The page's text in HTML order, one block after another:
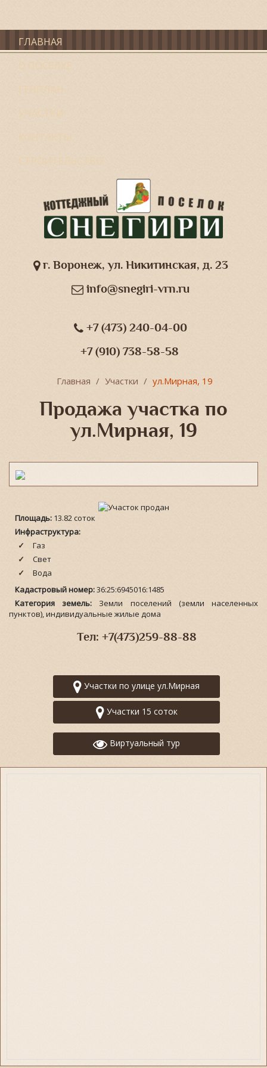
ГЛАВНАЯ
О ПОСЕЛКЕ
ГЕНПЛАН
УЧАСТКИ
КОНТАКТЫ
СТРОИТЕЛЬСТВО
г. Воронеж, ул. Никитинская, д. 23
info@snegiri-vrn.ru
+7 (473) 240-04-00
+7 (910) 738-58-58
Главная Участки ул.Мирная, 19
Продажа участка по
ул.Мирная, 19
Площадь: 13.82 соток
Инфраструктура:
Газ
Свет
Вода
Кадастровый номер:36:25:6945016:1485
Категория земель: Земли поселений (земли населенных
пунктов), индивидуальные жилые дома
Тел: +7(473)259-88-88
Участки по улице ул.Мирная
Участки 15 соток
Виртуальный тур